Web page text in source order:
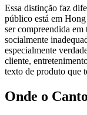
Essa distinção faz
público está em
ser compreendida em
socialmente
especialmente
cliente,
texto de produto que
Onde o